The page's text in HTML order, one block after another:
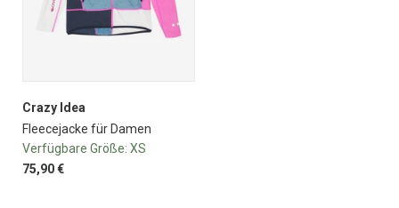
Crazy Idea
Fleecejacke für Damen
Verfügbare Größe: XS
75,90 €